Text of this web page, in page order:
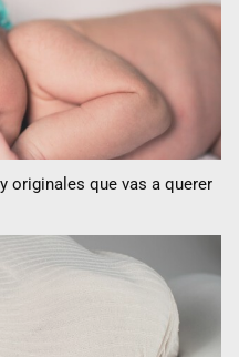
originales que vas a querer